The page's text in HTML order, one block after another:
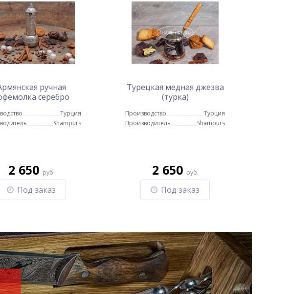
ручная
серебро
Турция
Shampurs
2 650 руб.
Под заказ
Турецкая медная джезва
(турка)
Производство
Турция
Производитель
Shampurs
2 650 руб.
Под заказ